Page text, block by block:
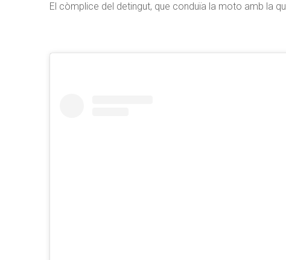
El còmplice del detingut, que conduïa la moto amb la